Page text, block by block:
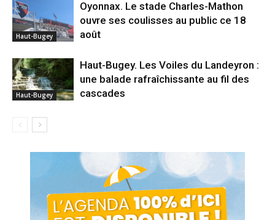
Haut-Bugey
Oyonnax. Le stade Charles-Mathon
ouvre ses coulisses au public ce 18
août
Haut-Bugey
Haut-Bugey. Les Voiles du Landeyron :
une balade rafraîchissante au fil des
cascades